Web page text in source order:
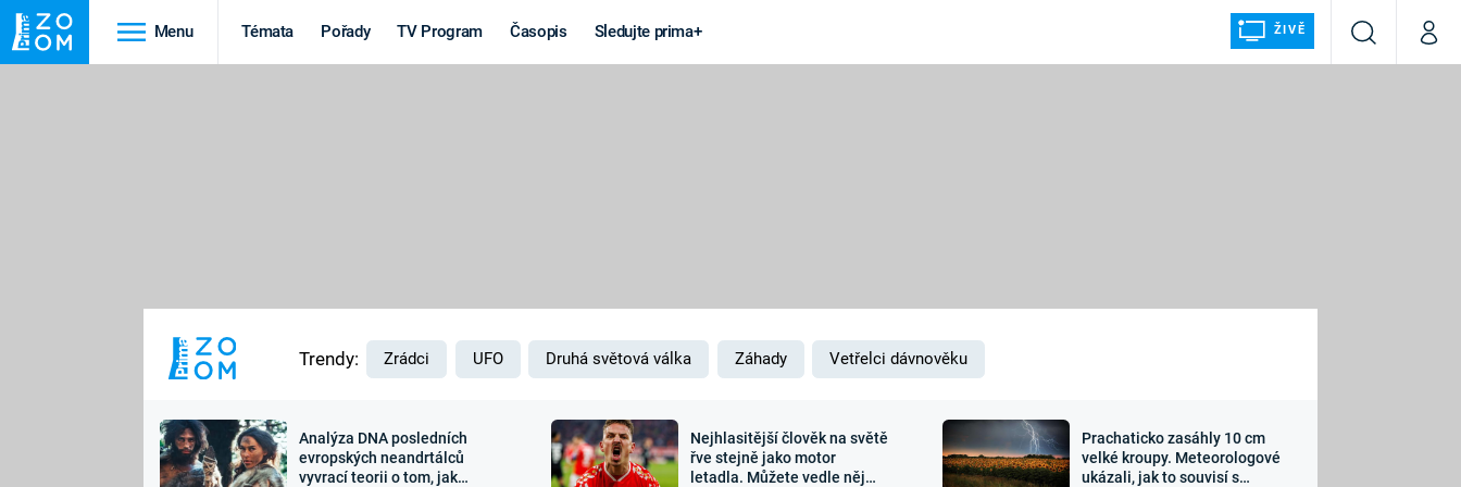
Menu Témata Pořady TV Program Časopis Sledujte prima+ ŽIVĚ
VyhledáváníMůj
MARS
Výročí
Záhady a
Zajímavosti Sledujte nás
Trendy: Zrádci UFO Druhá světová válka Záhady Vetřelci dávnověku
Analýza DNA posledních
evropských neandrtálců
vyvrací teorii o tom, jak
Nejhlasitější člověk na světě
řve stejně jako motor
letadla. Můžete vedle něj
Prachaticko zasáhly 10 cm
velké kroupy. Meteorologové
ukázali, jak to souvisí s